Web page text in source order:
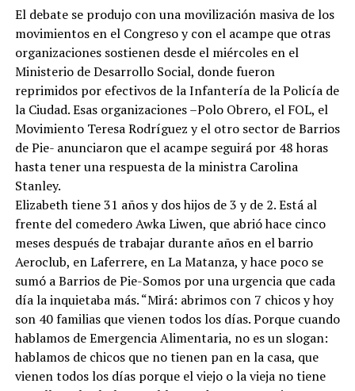
El debate se produjo con una movilización masiva de los
movimientos en el Congreso y con el acampe que otras
organizaciones sostienen desde el miércoles en el
Ministerio de Desarrollo Social, donde fueron
reprimidos por efectivos de la Infantería de la Policía de
la Ciudad. Esas organizaciones –Polo Obrero, el FOL, el
Movimiento Teresa Rodríguez y el otro sector de Barrios
de Pie- anunciaron que el acampe seguirá por 48 horas
hasta tener una respuesta de la ministra Carolina
Stanley.
Elizabeth tiene 31 años y dos hijos de 3 y de 2. Está al
frente del comedero Awka Liwen, que abrió hace cinco
meses después de trabajar durante años en el barrio
Aeroclub, en Laferrere, en La Matanza, y hace poco se
sumó a Barrios de Pie-Somos por una urgencia que cada
día la inquietaba más. “Mirá: abrimos con 7 chicos y hoy
son 40 familias que vienen todos los días. Porque cuando
hablamos de Emergencia Alimentaria, no es un slogan:
hablamos de chicos que no tienen pan en la casa, que
vienen todos los días porque el viejo o la vieja no tiene